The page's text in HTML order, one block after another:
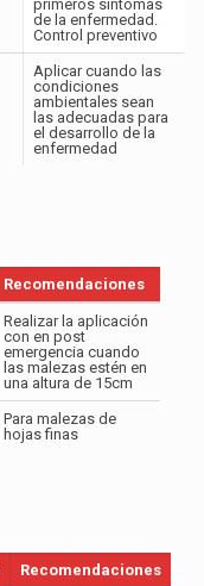
primeros sintomas
de la enfermedad.
Control preventivo
Aplicar cuando las
condiciones
ambientales sean
las adecuadas para
el desarrollo de la
enfermedad
Recomendaciones
Realizar la aplicación
con en post
emergencia cuando
las malezas estén en
una altura de 15cm
Para malezas de
hojas finas
Recomendaciones